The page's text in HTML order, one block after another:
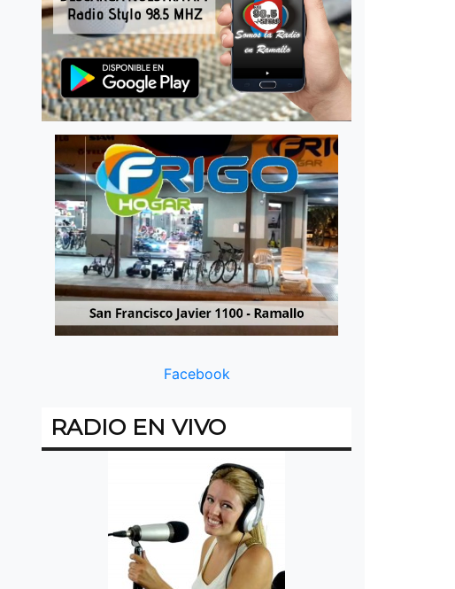
Facebook
RADIO EN VIVO